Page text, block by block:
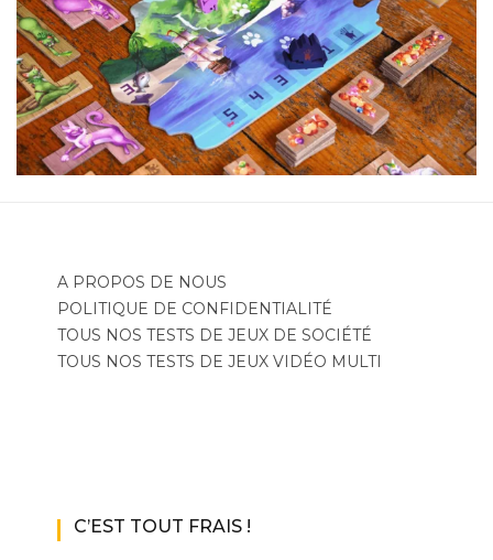
A PROPOS DE NOUS
POLITIQUE DE CONFIDENTIALITÉ
TOUS NOS TESTS DE JEUX DE SOCIÉTÉ
TOUS NOS TESTS DE JEUX VIDÉO MULTI
C’EST TOUT FRAIS !